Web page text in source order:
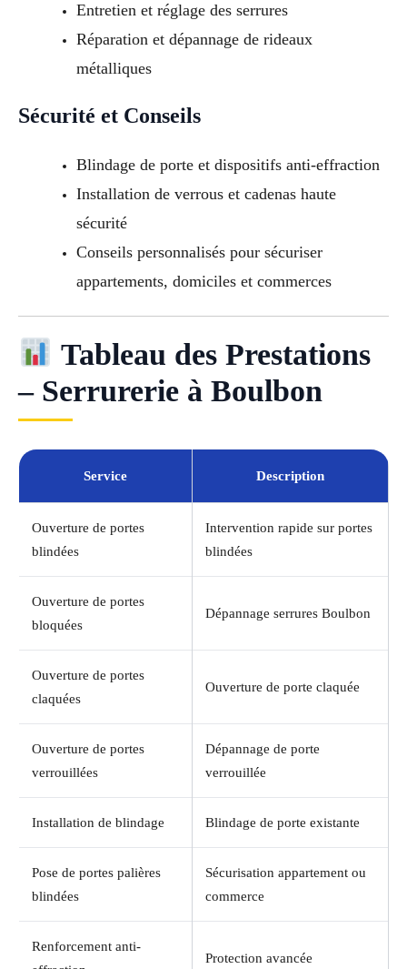
Entretien et réglage des serrures
Réparation et dépannage de rideaux
métalliques
Sécurité et Conseils
Blindage de porte et dispositifs anti-effraction
Installation de verrous et cadenas haute
sécurité
Conseils personnalisés pour sécuriser
appartements, domiciles et commerces
Tableau des Prestations
– Serrurerie à Boulbon
Service Description
Ouverture de portes
blindées
Intervention rapide sur portes
blindées
Ouverture de portes
bloquées
Dépannage serrures Boulbon
Ouverture de portes
claquées
Ouverture de porte claquée
Ouverture de portes
verrouillées
Dépannage de porte
verrouillée
Installation de blindage Blindage de porte existante
Pose de portes palières
blindées
Sécurisation appartement ou
commerce
Renforcement anti-
Protection avancée